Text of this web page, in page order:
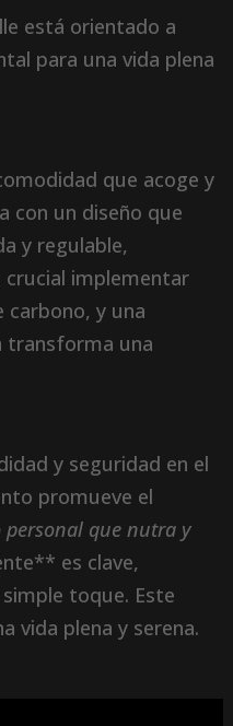
está orientado a
para una vida plena
que acoge y
con un diseño que
y regulable,
crucial implementar
y una
transforma una
y seguridad en el
promueve el
personal que nutra y
es clave,
toque. Este
vida plena y serena.